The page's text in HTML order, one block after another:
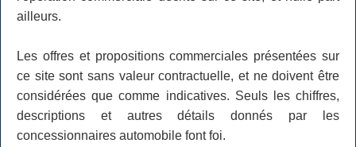
ailleurs.
Les offres et propositions commerciales présentées sur
ce site sont sans valeur contractuelle, et ne doivent être
considérées que comme indicatives. Seuls les chiffres,
descriptions et autres détails donnés par les
concessionnaires automobile font foi.